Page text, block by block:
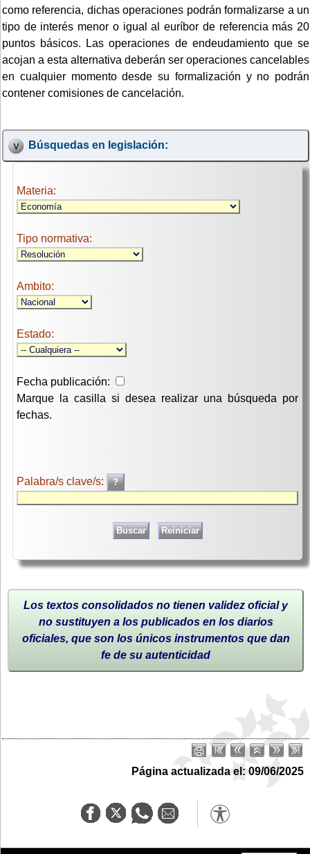
como referencia, dichas operaciones podrán formalizarse a un
tipo de interés menor o igual al euríbor de referencia más 20
puntos básicos. Las operaciones de endeudamiento que se
acojan a esta alternativa deberán ser operaciones cancelables
en cualquier momento desde su formalización y no podrán
contener comisiones de cancelación.
Búsquedas en legislación:
Materia:
Tipo normativa:
Ambito:
Estado:
Fecha publicación:
Marque la casilla si desea realizar una búsqueda por
fechas.
Palabra/s clave/s:
Los textos consolidados no tienen validez oficial y
no sustituyen a los publicados en los diarios
oficiales, que son los únicos instrumentos que dan
fe de su autenticidad
Página actualizada el: 09/06/2025